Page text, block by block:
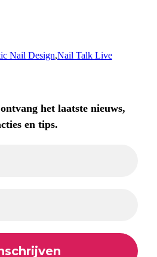
Nail Design,Nail Talk Live
het laatste nieuws,
en tips.